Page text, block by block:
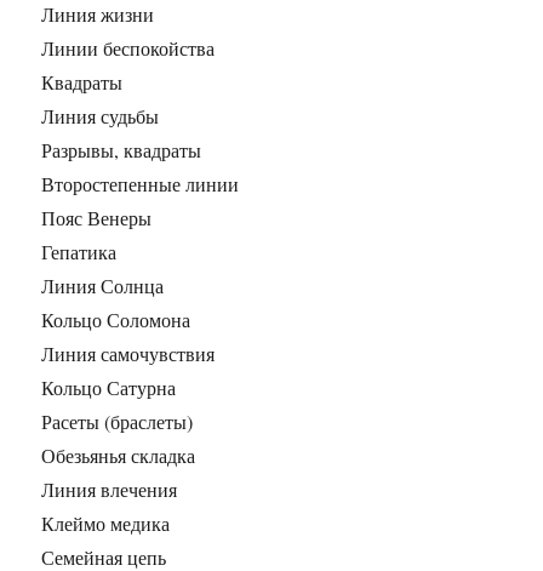
Линия жизни
Линии беспокойства
Квадраты
Линия судьбы
Разрывы, квадраты
Второстепенные линии
Пояс Венеры
Гепатика
Линия Солнца
Кольцо Соломона
Линия самочувствия
Кольцо Сатурна
Расеты (браслеты)
Обезьянья складка
Линия влечения
Клеймо медика
Семейная цепь